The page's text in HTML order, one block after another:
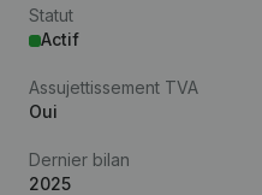
Statut
Actif
Assujettissement TVA
Oui
Dernier bilan
2025